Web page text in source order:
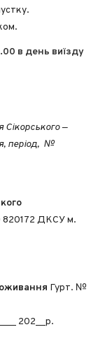
в день виїзду
Сікорського —
період, №
820172 ДКСУ м.
Гурт. №
202__р.